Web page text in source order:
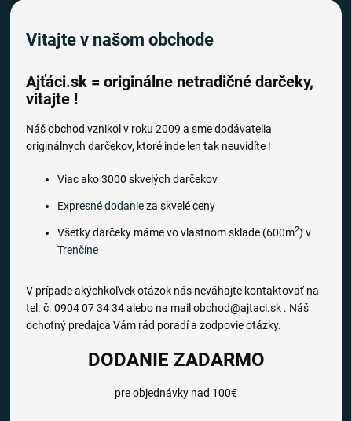
Vitajte v našom obchode
Ajťáci.sk = originálne netradičné darčeky,
vitajte !
Náš obchod vznikol v roku 2009 a sme dodávatelia
originálnych darčekov, ktoré inde len tak neuvidíte !
Viac ako 3000 skvelých darčekov
Expresné dodanieza skvelé ceny
Všetky darčeky máme vo vlastnom sklade (600m2) v
Trenčíne
V prípade akýchkoľvek otázok nás neváhajte kontaktovať na
tel. č. 0904 07 34 34 alebo na mail obchod@ajtaci.sk . Náš
ochotný predajca Vám rád poradí a zodpovie otázky.
DODANIE ZADARMO
pre objednávky nad 100€